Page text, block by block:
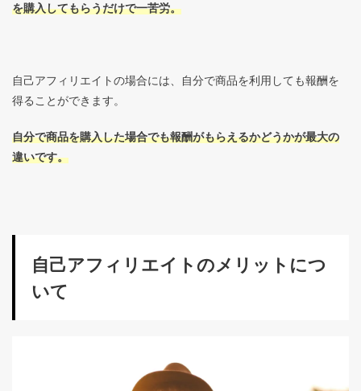
を購入してもらうだけで一苦労。
自己アフィリエイトの場合には、自分で商品を利用しても報酬を
得ることができます。
自分で商品を購入した場合でも報酬がもらえるかどうかが最大の
違いです。
自己アフィリエイトのメリットにつ
いて